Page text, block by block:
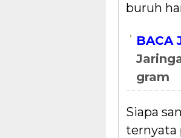
buruh
BACA
gram
Siapa
ternyata